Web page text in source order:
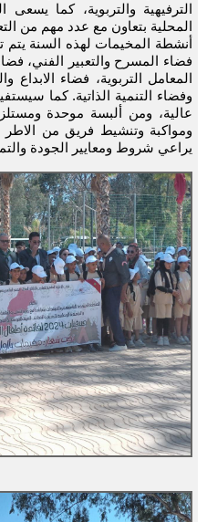
الترفيهية والتربوية، كما يسعى
المحلية بتعاون مع عدد مهم من
أنشطة المخيمات لهذه السنة
فضاء المسرح والتعبير الفني،
المعامل التربوية، فضاء الابداع
وفضاء التنمية الذاتية. كما
عالية، ومن ألبسة موحدة
ومواكبة وتنشيط فريق من
يراعي شروط ومعايير الجودة